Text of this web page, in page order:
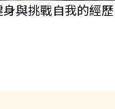
與挑戰自我的經